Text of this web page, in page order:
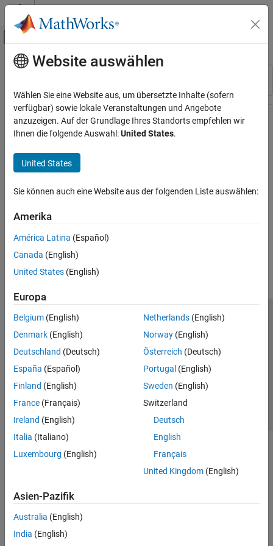
Weiter zum Inhalt
Umschaltung für Off-Canvas-
Ressource
Hauptinhalt
Website auswählen
Wählen Sie eine Website aus, um übersetzte Inhalte (sofern
verfügbar) sowie lokale Veranstaltungen und Angebote
anzuzeigen. Auf der Grundlage Ihres Standorts empfehlen wir
Ihnen die folgende Auswahl:United States.
United States
Sie können auch eine Website aus der folgenden Liste auswählen:
Amerika
América Latina (Español)
Canada (English)
United States (English)
Europa
Belgium (English)
Denmark (English)
Deutschland (Deutsch)
España (Español)
Finland (English)
France (Français)
Ireland (English)
Italia (Italiano)
Luxembourg (English)
Netherlands(English)
Norway(English)
Österreich (Deutsch)
Portugal (English)
Sweden (English)
Switzerland
Deutsch
English
Français
United Kingdom(English)
Asien-Pazifik
Australia (English)
India (English)
Trust Center
Datenschutz-Richtlinien
Datendiebstahl verhindern
Status von Anwendungen
© 1994-2026 The MathWorks, Inc.
Website auswählen
Deutschland